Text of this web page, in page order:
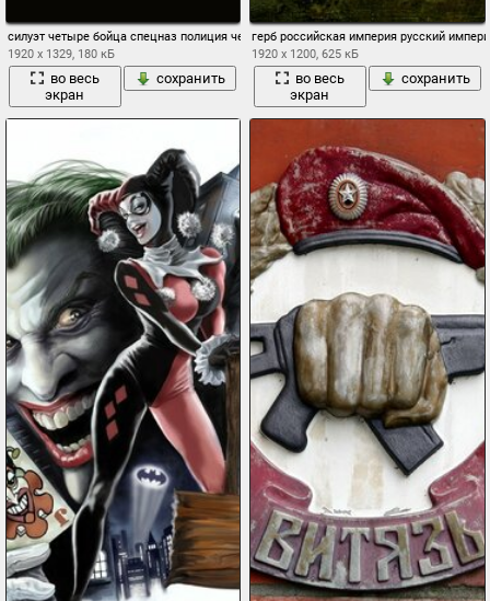
силуэт четыре бойца спецназ полиция четыре спецназ группа быстрого
1920 x 1329, 180 кБ
во весь
экран
сохранить
герб российская империя русский
1920 x 1200, 625 кБ
во весь
экран
сохранить